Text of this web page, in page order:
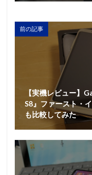
前の記事
【実機レビュー】
S8』ファースト・
も比較してみた